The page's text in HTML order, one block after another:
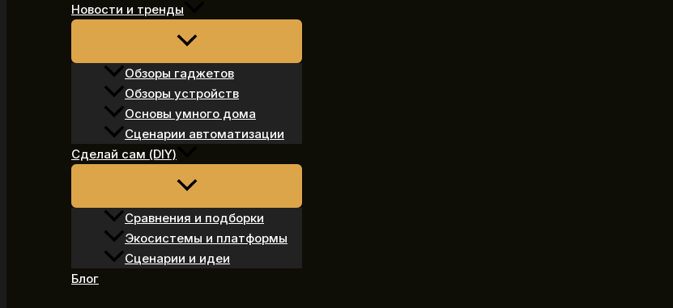
Новости и тренды
Обзоры гаджетов
Обзоры устройств
Основы умного дома
Сценарии автоматизации
Сделай сам (DIY)
Сравнения и подборки
Экосистемы и платформы
Сценарии и идеи
Блог